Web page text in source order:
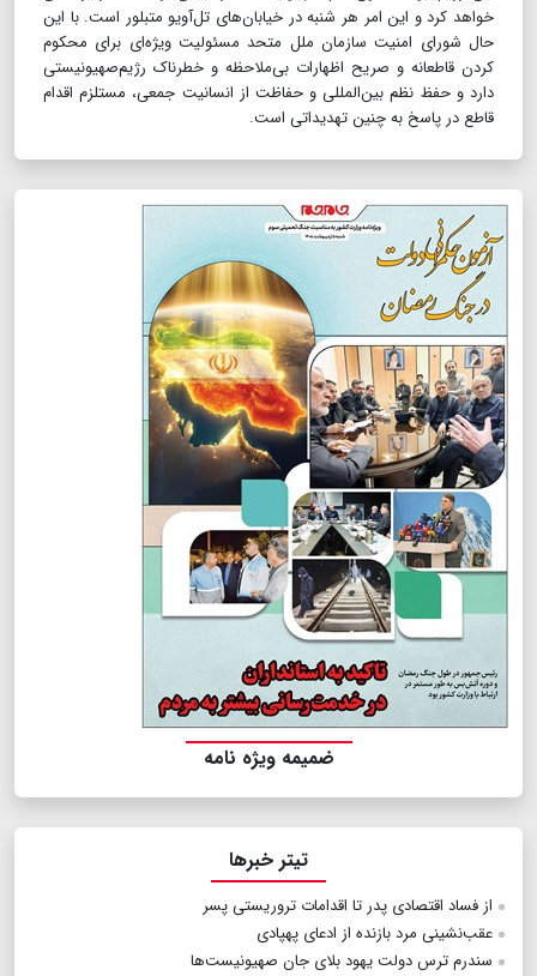
خواهد کرد و این امر هر شنبه در خیابان‌های تل‌آویو متبلور است. با این
حال شورای امنیت سازمان ملل متحد مسئولیت ویژه‌ای برای محکوم
کردن قاطعانه و صریح اظهارات بی‌ملاحظه و خطرناک رژیم‌صهیونیستی
دارد و حفظ نظم بین‌المللی و حفاظت از انسانیت جمعی، مستلزم اقدام
قاطع در پاسخ به چنین تهدیداتی است.
ضمیمه ویژه نامه
تیتر خبرها
از فساد اقتصادی پدر تا اقدامات تروریستی پسر
عقب‌نشینی مرد بازنده از ادعای پهپادی
سندرم ترس دولت یهود بلای جان صهیونیست‌ها